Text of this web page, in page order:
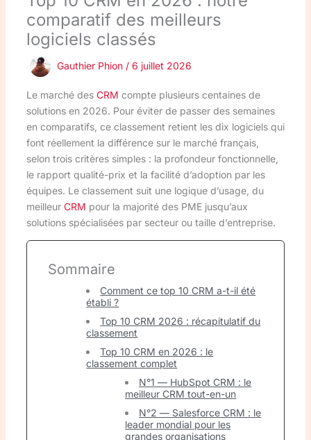
comparatif des meilleurs
logiciels classés
Gauthier Phion / 6 juillet 2026
Le marché des CRM compte plusieurs centaines de
solutions en 2026. Pour éviter de passer des semaines
en comparatifs, ce classement retient les dix logiciels qui
font réellement la différence sur le marché français,
selon trois critères simples : la profondeur fonctionnelle,
le rapport qualité-prix et la facilité d’adoption par les
équipes. Le classement suit une logique d’usage, du
meilleur CRM pour la majorité des PME jusqu’aux
solutions spécialisées par secteur ou taille d’entreprise.
Sommaire
Comment ce top 10 CRM a-t-il été
établi ?
Top 10 CRM 2026 : récapitulatif du
classement
Top 10 CRM en 2026 : le
classement complet
N°1 — HubSpot CRM : le
meilleur CRM tout-en-un
N°2 — Salesforce CRM : le
leader mondial pour les
grandes organisations